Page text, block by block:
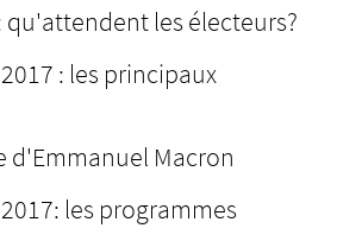
qu'attendent les électeurs?
: les principaux
d'Emmanuel Macron
les programmes